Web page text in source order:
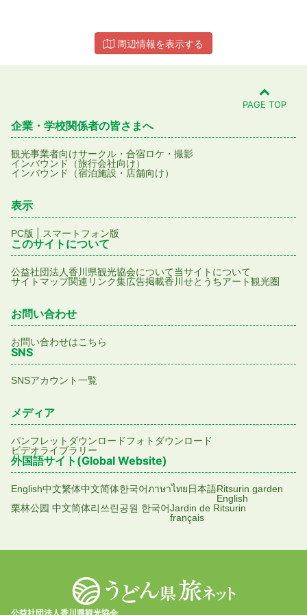
周辺情報を表示する
PAGE TOP
企業・学校関係者の皆さまへ
観光事業者向けサークル・合宿ロケ・撮影
インバウンド（旅行会社向け）
インバウンド（宿泊施設・店舗向け）
表示
PC版 スマートフォン版
このサイトについて
公益社団法人香川県観光協会について当サイトについて
サイトマップ関連リンク集広告掲載香川せとうちアート観光圏
お問い合わせ
お問い合わせはこちら
SNS
SNSアカウント一覧
メディア
パンフレットダウンロードフォトダウンロード
ビデオライブラリー
外国語サイト(Global Website)
English中文繁体中文简体한국어ภาษาไทย日本語Ritsurin garden
English
栗林公园 中文简体리쓰린공원 한국어Jardin de Ritsurin
français
公益社団法人香川県観光協会